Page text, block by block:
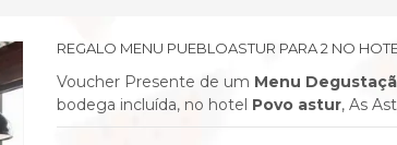
REGALO MENU PUEBLOASTUR PARA 2 NO
Voucher Presente de um Menu
bodega incluída, no hotel Povo astur, As